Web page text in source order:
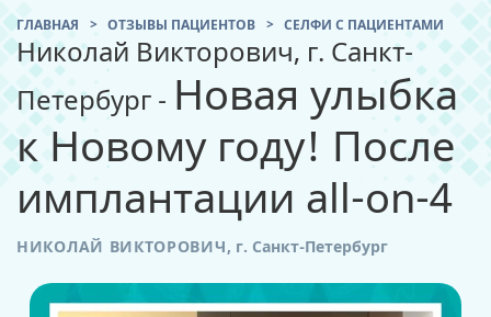
ГЛАВНАЯ ОТЗЫВЫ ПАЦИЕНТОВ CЕЛФИ С ПАЦИЕНТАМИ
Николай Викторович, г. Санкт-
Петербург - Новая улыбка
к Новому году! После
имплантации all-on-4
НИКОЛАЙ ВИКТОРОВИЧ, г. Санкт-Петербург